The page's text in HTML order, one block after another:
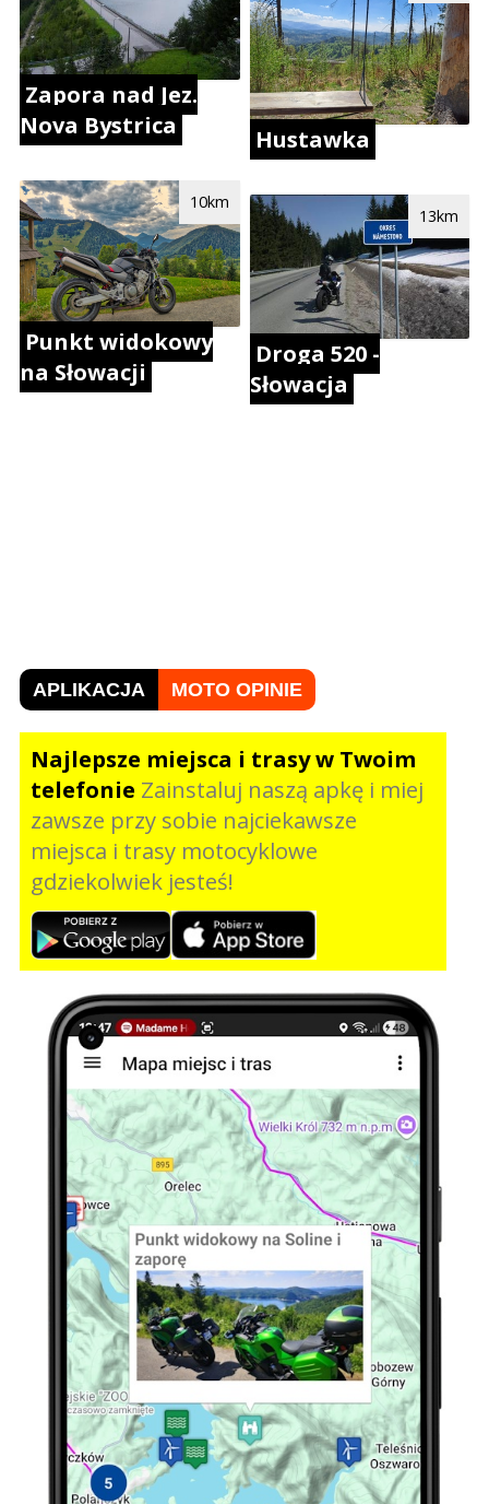
Zapora nad Jez.
Nova Bystrica
Punkt widokowy
na Słowacji
10km
Hustawka
Droga 520 -
Słowacja
13km
APLIKACJA MOTO OPINIE
Najlepsze miejsca i trasy w Twoim
telefonie Zainstaluj naszą apkę i miej
zawsze przy sobie najciekawsze
miejsca i trasy motocyklowe
gdziekolwiek jesteś!